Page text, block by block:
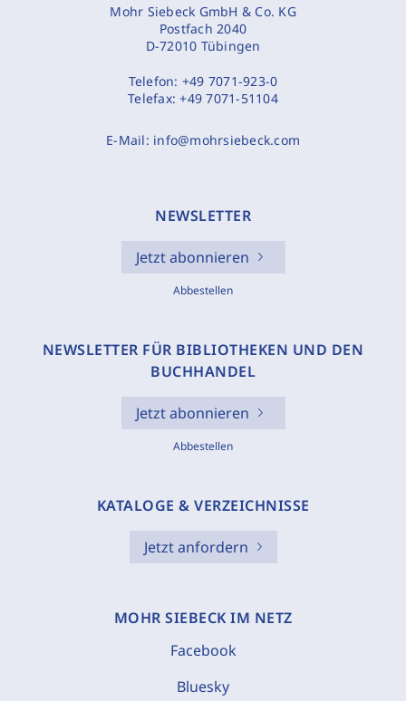
Mohr Siebeck GmbH & Co. KG
Postfach 2040
D-72010 Tübingen
Telefon: +49 7071-923-0
Telefax:+49 7071-51104
E-Mail: info@mohrsiebeck.com
NEWSLETTER
Jetzt abonnieren
Abbestellen
NEWSLETTER FÜR BIBLIOTHEKEN UND DEN
BUCHHANDEL
Jetzt abonnieren
Abbestellen
KATALOGE & VERZEICHNISSE
Jetzt anfordern
MOHR SIEBECK IM NETZ
Facebook
Bluesky